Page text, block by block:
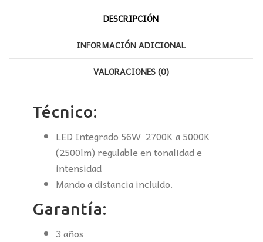
DESCRIPCIÓN
INFORMACIÓN ADICIONAL
VALORACIONES (0)
Técnico:
LED Integrado 56W 2700K a 5000K
(2500lm) regulable en tonalidad e
intensidad
Mando a distancia incluido.
Garantía:
3 años